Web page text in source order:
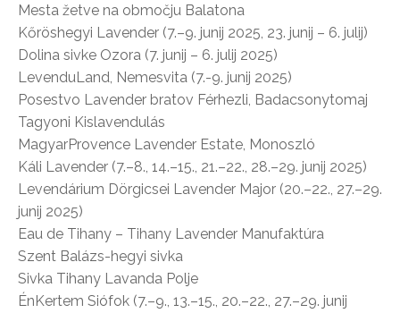
Mesta žetve na območju Balatona
Kőröshegyi Lavender (7.–9. junij 2025, 23. junij – 6. julij)
Dolina sivke Ozora (7. junij – 6. julij 2025)
LevenduLand, Nemesvita (7.-9. junij 2025)
Posestvo Lavender bratov Férhezli, Badacsonytomaj
Tagyoni Kislavendulás
MagyarProvence Lavender Estate, Monoszló
Káli Lavender (7.–8., 14.–15., 21.–22., 28.–29. junij 2025)
Levendárium Dörgicsei Lavender Major (20.–22., 27.–29.
junij 2025)
Eau de Tihany – Tihany Lavender Manufaktúra
Szent Balázs-hegyi sivka
Sivka Tihany Lavanda Polje
ÉnKertem Siófok (7.–9., 13.–15., 20.–22., 27.–29. junij